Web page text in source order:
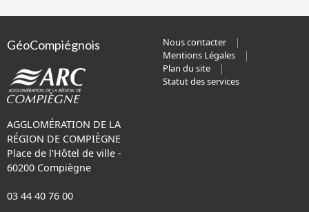
GéoCompiégnois
AGGLOMÉRATION DE LA
RÉGION DE COMPIÈGNE
Place de l'Hôtel de ville -
60200 Compiègne
03 44 40 76 00
Nous contacter
Mentions Légales
Plan du site
Statut des services